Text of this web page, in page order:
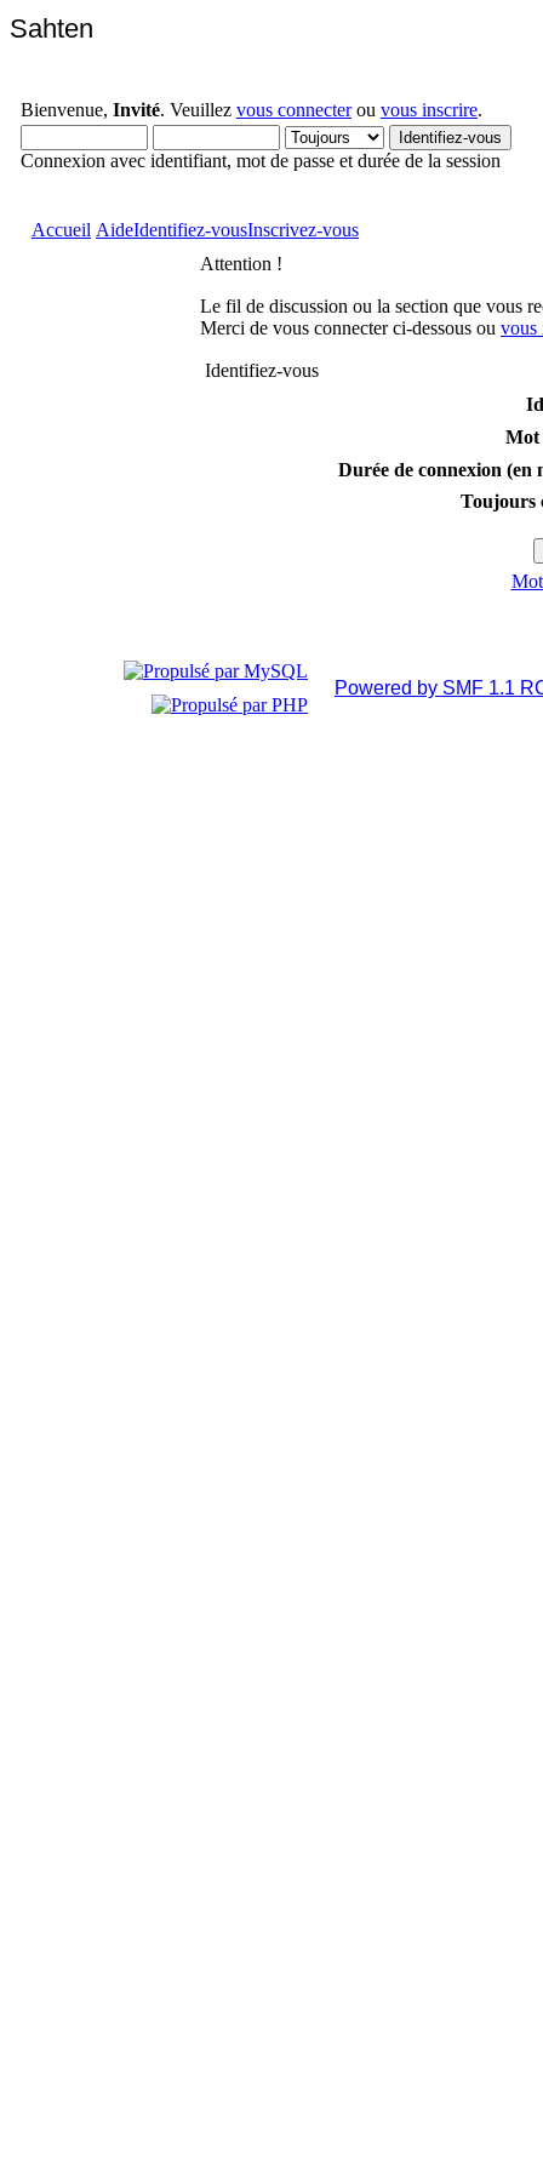
Sahten
Bienvenue, Invité. Veuillez vous connecterou vous inscrire.
Connexion avec identifiant, mot de passe et durée de la session
Accueil AideIdentifiez-vousInscrivez-vous
Attention !
Le fil de discussion ou la section que vous
Merci de vous connecter ci-dessous ou vous
Identifiez-vous
Mot
Durée de connexion (en
Toujours
Powered by SMF 1.1